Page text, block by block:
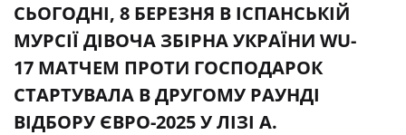
СЬОГОДНІ, 8 БЕРЕЗНЯ В ІСПАНСЬКІЙ
МУРСІЇ ДІВОЧА ЗБІРНА УКРАЇНИ WU-
17 МАТЧЕМ ПРОТИ ГОСПОДАРОК
СТАРТУВАЛА В ДРУГОМУ РАУНДІ
ВІДБОРУ ЄВРО-2025 У ЛІЗІ А.